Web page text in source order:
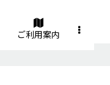
ご利用案内